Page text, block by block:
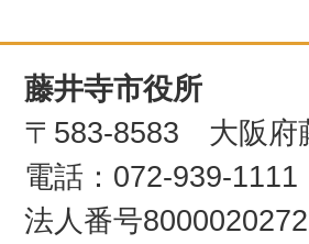
藤井寺市役所
〒583-8583 大阪府
電話：072-939-
法人番号